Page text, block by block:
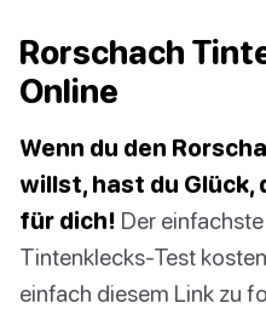
Rorschach
Online
Wenn du den
willst, hast du Glück,
für dich! Der
Tintenklecks-Test
einfach diesem Link zu